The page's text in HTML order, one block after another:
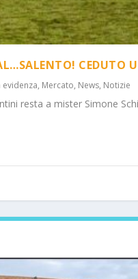
CEDUTO
evidenza, Mercato, News, Notizie
resta a mister Simone